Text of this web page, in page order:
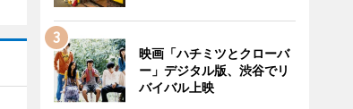
映画「ハチミツとクローバ
ー」デジタル版、渋谷でリ
バイバル上映